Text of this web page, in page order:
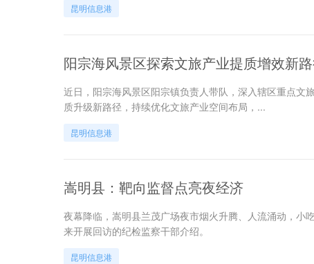
昆明信息港
阳宗海风景区探索文旅产业提质增效新
近日，阳宗海风景区阳宗镇负责人带队，深入辖区重点文
质升级新路径，持续优化文旅产业空间布局，...
昆明信息港
嵩明县：靶向监督点亮夜经济
夜幕降临，嵩明县兰茂广场夜市烟火升腾、人流涌动，小
来开展回访的纪检监察干部介绍。
昆明信息港